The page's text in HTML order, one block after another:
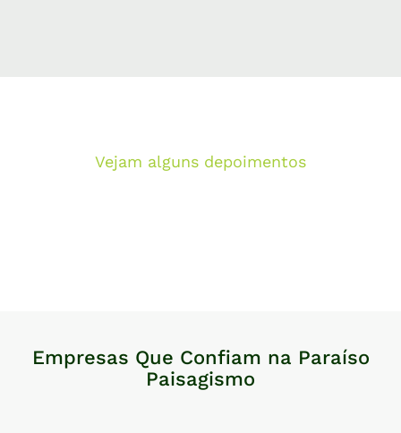
Vejam alguns depoimentos
Empresas Que Confiam na Paraíso
Paisagismo